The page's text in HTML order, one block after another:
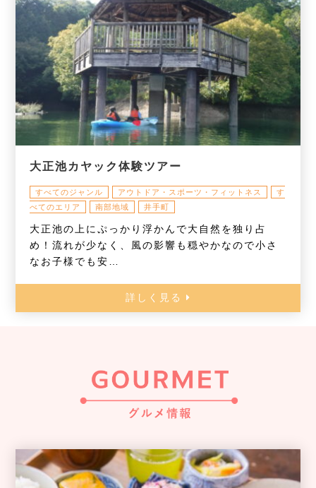
大正池カヤック体験ツアー
すべてのジャンル アウトドア・スポーツ・フィットネス
す
べてのエリア
南部地域 井手町
大正池の上にぷっかり浮かんで大自然を独り占
め！流れが少なく、風の影響も穏やかなので小さ
なお子様でも安…
詳しく見る